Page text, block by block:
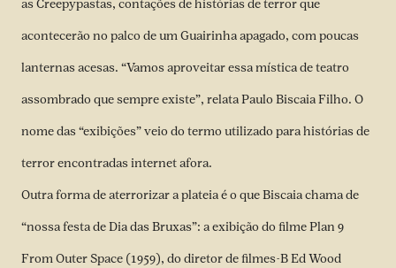
as Creepypastas, contações de histórias de terror que
acontecerão no palco de um Guairinha apagado, com poucas
lanternas acesas. “Vamos aproveitar essa mística de teatro
assombrado que sempre existe”, relata Paulo Biscaia Filho. O
nome das “exibições” veio do termo utilizado para histórias de
terror encontradas internet afora.
Outra forma de aterrorizar a plateia é o que Biscaia chama de
“nossa festa de Dia das Bruxas”: a exibição do filme Plan 9
From Outer Space (1959), do diretor de filmes-B Ed Wood